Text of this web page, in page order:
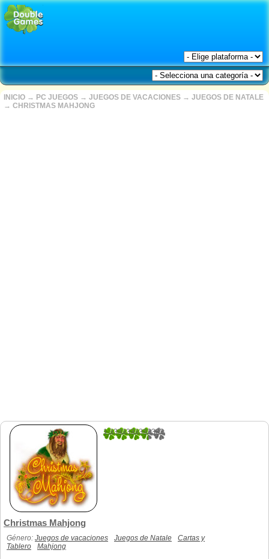
INICIO → PC JUEGOS → JUEGOS DE VACACIONES → JUEGOS DE NATALE
→ CHRISTMAS MAHJONG
1.3333333333333
Christmas Mahjong
Género: Juegos de vacaciones Juegos de Natale
Cartas y
Tablero
Mahjong